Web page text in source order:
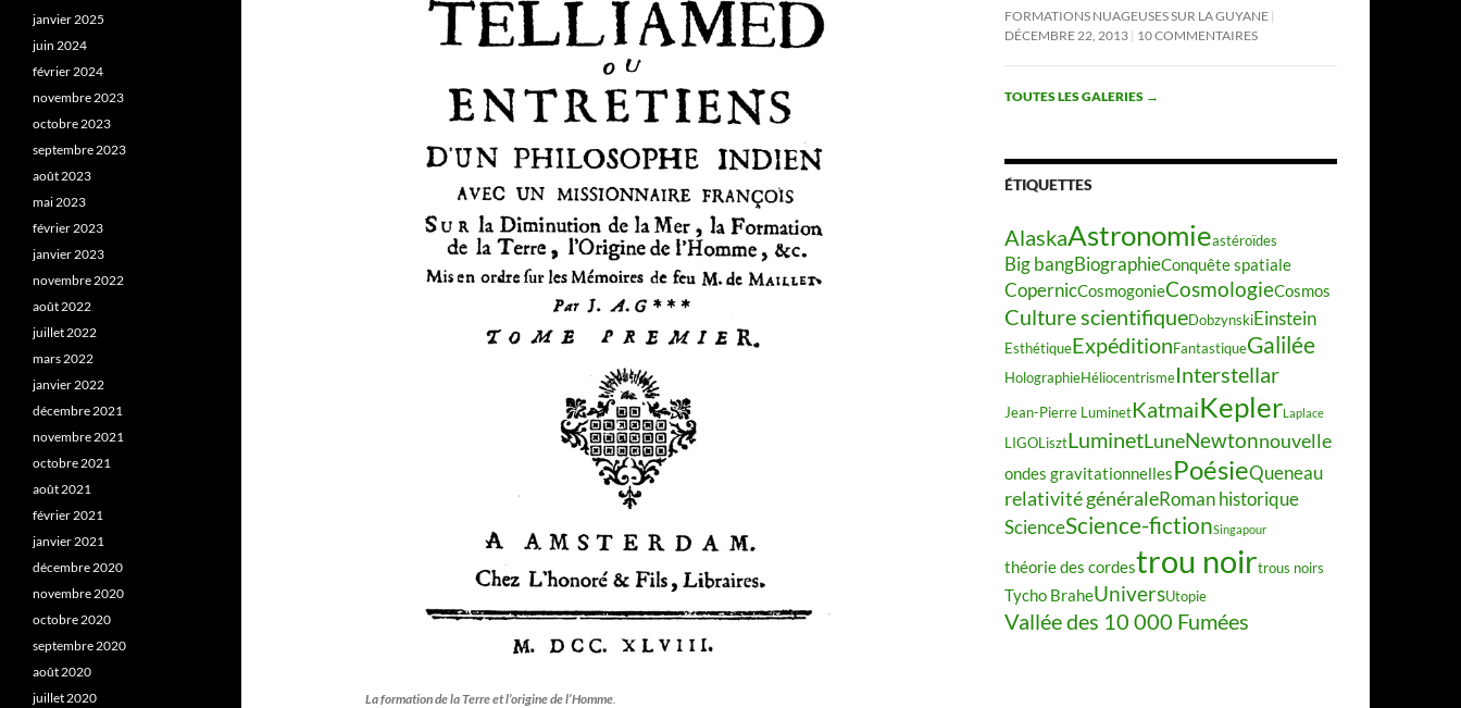
La formation de la Terre et l’origine de l’Homme
FORMATIONS NUAGEUSES SUR LA GUYANE
DÉCEMBRE 22, 2013 10 COMMENTAIRES
TOUTES LES GALERIES →
ÉTIQUETTES
AlaskaAstronomieastéroïdes
Big bangBiographieConquête spatiale
CopernicCosmogonieCosmologieCosmos
Culture scientifiqueDobzynskiEinstein
EsthétiqueExpéditionFantastiqueGalilée
HolographieHéliocentrismeInterstellar
Jean-Pierre LuminetKatmaiKeplerLaplace
LIGOLisztLuminetLuneNewtonnouvelle
ondes gravitationnellesPoésieQueneau
relativité généraleRoman historique
ScienceScience-fictionSingapour
théorie des cordestrou noirtrous noirs
Tycho BraheUniversUtopie
Vallée des 10 000 Fumées
janvier 2025
juin 2024
février 2024
novembre 2023
octobre 2023
septembre 2023
août 2023
mai 2023
février 2023
janvier 2023
novembre 2022
août 2022
juillet 2022
mars 2022
janvier 2022
décembre 2021
novembre 2021
octobre 2021
août 2021
février 2021
janvier 2021
décembre 2020
novembre 2020
octobre 2020
septembre 2020
août 2020
juillet 2020